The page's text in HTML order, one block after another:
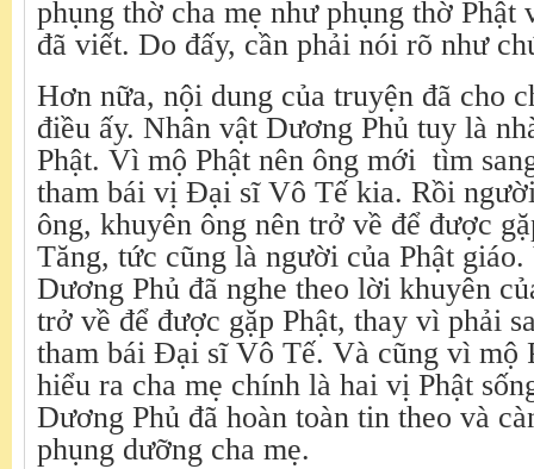
phụng thờ cha mẹ như phụng thờ Phật
đã viết. Do đấy, cần phải nói rõ như
Hơn nữa, nội dung của truyện đã cho
điều ấy. Nhân vật Dương Phủ tuy là
Phật. Vì mộ Phật nên ông mới tìm
tham bái vị Đại sĩ Vô Tế kia. Rồi
ông, khuyên ông nên trở về để được
Tăng, tức cũng là người của Phật
Dương Phủ đã nghe theo lời khuyên
trở về để được gặp Phật, thay vì phải
tham bái Đại sĩ Vô Tế. Và cũng vì mộ
hiểu ra cha mẹ chính là hai vị Phật
Dương Phủ đã hoàn toàn tin theo và
phụng dưỡng cha mẹ.